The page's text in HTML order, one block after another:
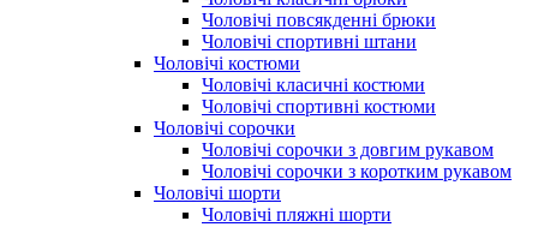
Чоловічі повсякденні брюки
Чоловічі спортивні штани
Чоловічі костюми
Чоловічі класичні костюми
Чоловічі спортивні костюми
Чоловічі сорочки
Чоловічі сорочки з довгим рукавом
Чоловічі сорочки з коротким рукавом
Чоловічі шорти
Чоловічі пляжні шорти